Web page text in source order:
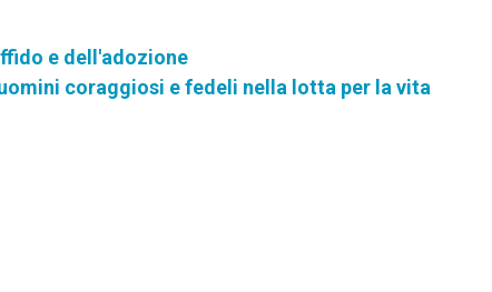
e dell'adozione
coraggiosi e fedeli nella lotta per la vita